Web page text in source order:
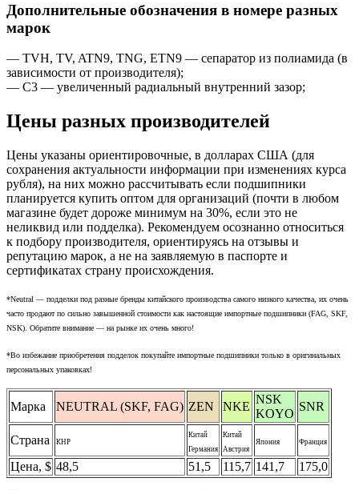
Дополнительные обозначения в номере разных
марок
— TVH, TV, ATN9, TNG, ETN9 — сепаратор из полиамида (в
зависимости от производителя);
— C3 — увеличенный радиальный внутренний зазор;
Цены разных производителей
Цены указаны ориентировочные, в долларах США (для
сохранения актуальности информации при изменениях курса
рубля), на них можно рассчитывать если подшипники
планируется купить оптом для организаций (почти в любом
магазине будет дороже минимум на 30%, если это не
неликвид или подделка). Рекомендуем осознанно относиться
к подбору производителя, ориентируясь на отзывы и
репутацию марок, а не на заявляемую в паспорте и
сертификатах страну происхождения.
*Neutral — подделки под разные бренды китайского производства самого низкого качества, их очень
часто продают по сильно завышенной стоимости как настоящие импортные подшипники (FAG, SKF,
NSK). Обратите внимание — на рынке их очень много!
*Во избежание приобретения подделок покупайте импортные подшипники только в оригинальных
персональных упаковках!
Марка NEUTRAL (SKF, FAG) ZEN NKE
NSK
KOYO
SNR
Страна КНР
Китай
Германия
Китай
Австрия
Япония Франция
Цена, $ 48,5 51,5 115,7 141,7 175,0